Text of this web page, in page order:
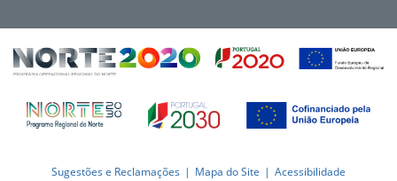
Sugestões e Reclamações Mapa do Site Acessibilidade